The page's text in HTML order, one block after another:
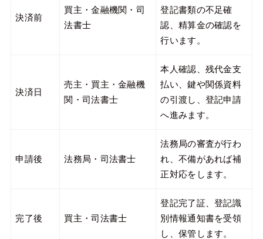
決済前
買主・金融機関・司
法書士
登記書類の不足確
認、精算金の確認を
行います。
決済日
売主・買主・金融機
関・司法書士
本人確認、残代金支
払い、鍵や関係資料
の引渡し、登記申請
へ進みます。
申請後 法務局・司法書士
法務局の審査が行わ
れ、不備があれば補
正対応をします。
完了後 買主・司法書士
登記完了証、登記識
別情報通知書を受領
し、保管します。